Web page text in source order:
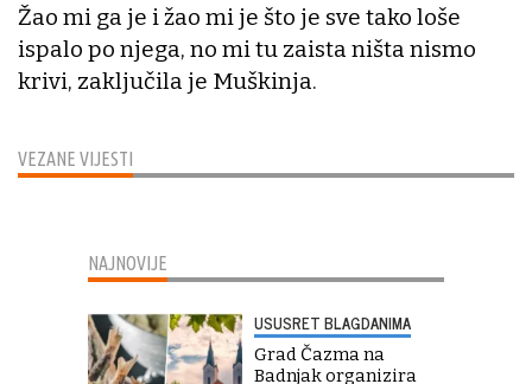
VEZANE VIJESTI
Žao mi ga je i žao mi je što je sve tako loše
ispalo po njega, no mi tu zaista ništa nismo
krivi, zaključila je Muškinja.
NAJNOVIJE
USUSRET BLAGDANIMA
Grad Čazma na
Badnjak organizira